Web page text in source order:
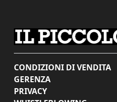
CONDIZIONI DI VENDITA
GERENZA
PRIVACY